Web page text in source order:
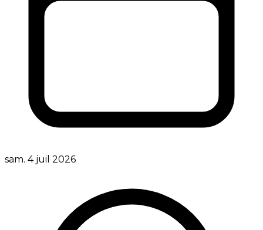
sam. 4 juil 2026